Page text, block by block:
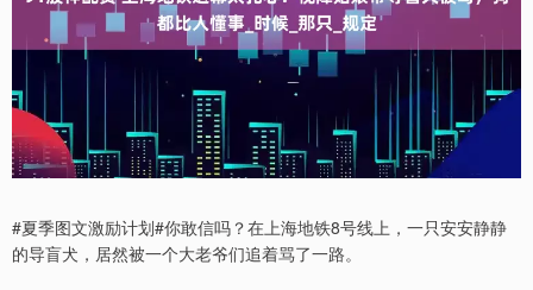
#夏季图文激励计划#你敢信吗？在上海地铁8号线上，一只安安静静
的导盲犬，居然被一个大老爷们追着骂了一路。